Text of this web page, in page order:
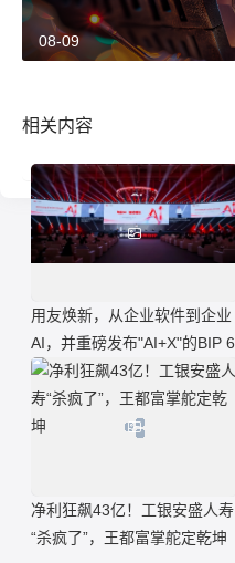
08-09
相关内容
用友焕新，从企业软件到企业
AI，并重磅发布"AI+X"的BIP 6
净利狂飙43亿！工银安盛人寿
“杀疯了”，王都富掌舵定乾坤